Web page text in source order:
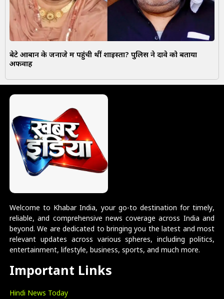
बेटे आबान के जनाजे में पहुंची थीं शाइस्ता? पुलिस ने दावे को बताया
अफवाह
Welcome to Khabar India, your go-to destination for timely,
reliable, and comprehensive news coverage across India and
beyond. We are dedicated to bringing you the latest and most
relevant updates across various spheres, including politics,
entertainment, lifestyle, business, sports, and much more.
Important Links
Hindi News Today